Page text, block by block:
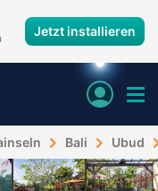
Jetzt installieren
Bali Ubud